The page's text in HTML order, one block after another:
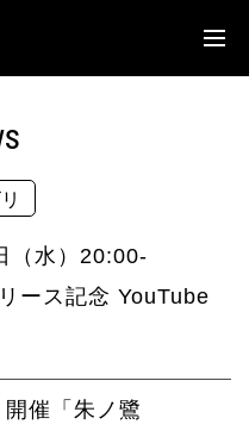
Media
Movie
Fanclub
（水）20:00-
ース記念 YouTube
催「朱ノ鷺